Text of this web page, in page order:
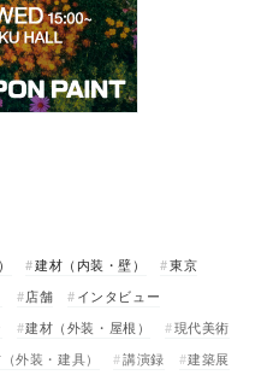
建材（内装・壁）
東京
店舗
インタビュー
建材（外装・屋根）
現代美術
外装・建具） 講演録
建築展